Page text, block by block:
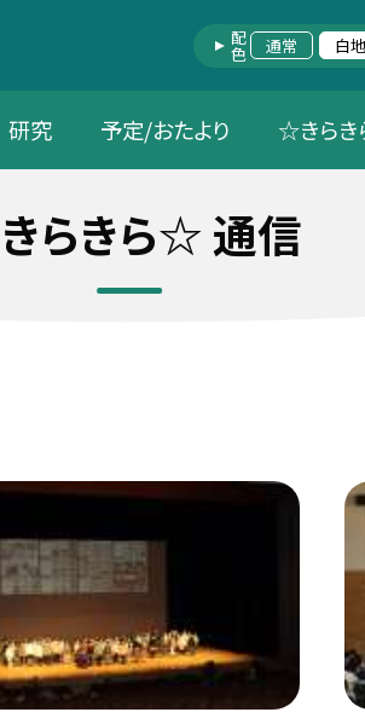
配色 通常 白地
研究 予定/おたより ☆きら
らきら☆ 通信